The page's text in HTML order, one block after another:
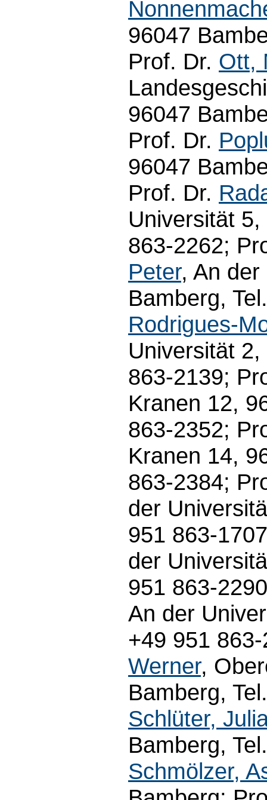
96047
Prof. Dr. Ott,
96047
Prof. Dr.
96047
Prof. Dr.
Universität
863-2262;
Peter, An der
Bamberg,
Rodrigues-
Universität
863-2139;
Kranen 12,
863-2352;
Kranen 14,
863-2384;
der
951 863-
der
951 863-
An der
+49 951
Werner,
Bamberg,
Schlüter,
Bamberg,
Schmölzer,